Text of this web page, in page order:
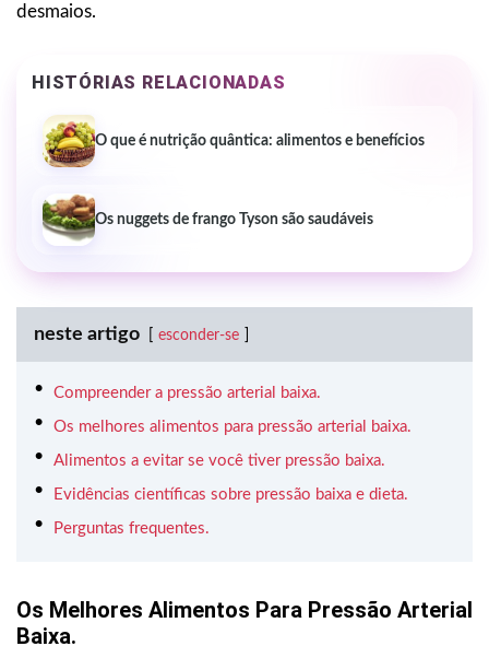
desmaios.
HISTÓRIAS RELACIONADAS
O que é nutrição quântica: alimentos e benefícios
Os nuggets de frango Tyson são saudáveis
neste artigo esconder-se
Compreender a pressão arterial baixa.
Os melhores alimentos para pressão arterial baixa.
Alimentos a evitar se você tiver pressão baixa.
Evidências científicas sobre pressão baixa e dieta.
Perguntas frequentes.
Os Melhores Alimentos Para Pressão Arterial
Baixa.